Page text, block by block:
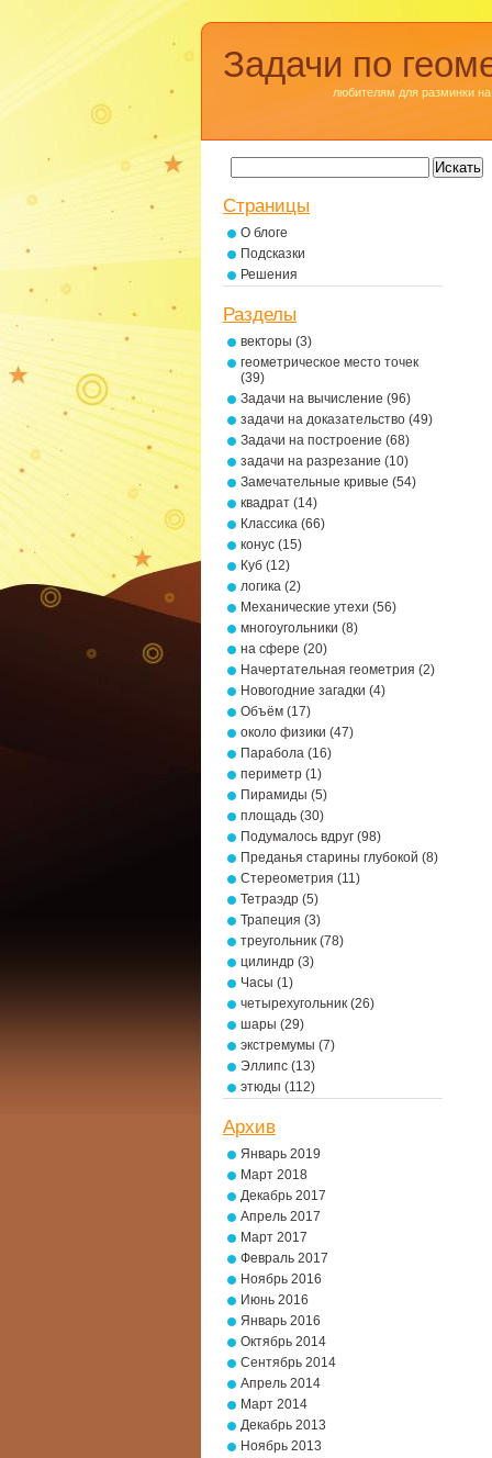
Задачи по
любителям для разминки на
Страницы
О блоге
Подсказки
Решения
Разделы
векторы (3)
геометрическое место точек
(39)
Задачи на вычисление (96)
задачи на доказательство (49)
Задачи на построение (68)
задачи на разрезание (10)
Замечательные кривые (54)
квадрат (14)
Классика (66)
конус (15)
Куб (12)
логика (2)
Механические утехи (56)
многоугольники (8)
на сфере (20)
Начертательная геометрия (2)
Новогодние загадки (4)
Объём (17)
около физики (47)
Парабола (16)
периметр (1)
Пирамиды (5)
площадь (30)
Подумалось вдруг (98)
Преданья старины глубокой (8)
Стереометрия (11)
Тетраэдр (5)
Трапеция (3)
треугольник (78)
цилиндр (3)
Часы (1)
четырехугольник (26)
шары (29)
экстремумы (7)
Эллипс (13)
этюды (112)
Архив
Январь 2019
Март 2018
Декабрь 2017
Апрель 2017
Март 2017
Февраль 2017
Ноябрь 2016
Июнь 2016
Январь 2016
Октябрь 2014
Сентябрь 2014
Апрель 2014
Март 2014
Декабрь 2013
Ноябрь 2013